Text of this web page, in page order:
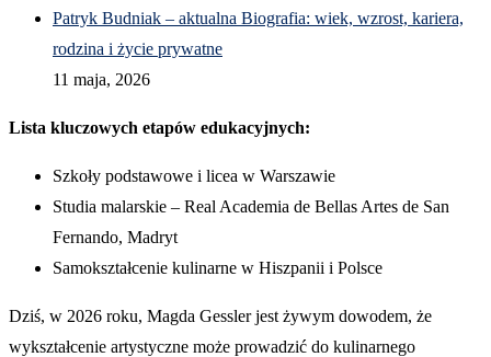
Patryk Budniak – aktualna Biografia: wiek, wzrost, kariera,
rodzina i życie prywatne
11 maja, 2026
Lista kluczowych etapów edukacyjnych:
Szkoły podstawowe i licea w Warszawie
Studia malarskie – Real Academia de Bellas Artes de San
Fernando, Madryt
Samokształcenie kulinarne w Hiszpanii i Polsce
Dziś, w 2026 roku, Magda Gessler jest żywym dowodem, że
wykształcenie artystyczne może prowadzić do kulinarnego